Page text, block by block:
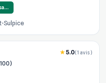
Sulpice
5.0(1 avis)